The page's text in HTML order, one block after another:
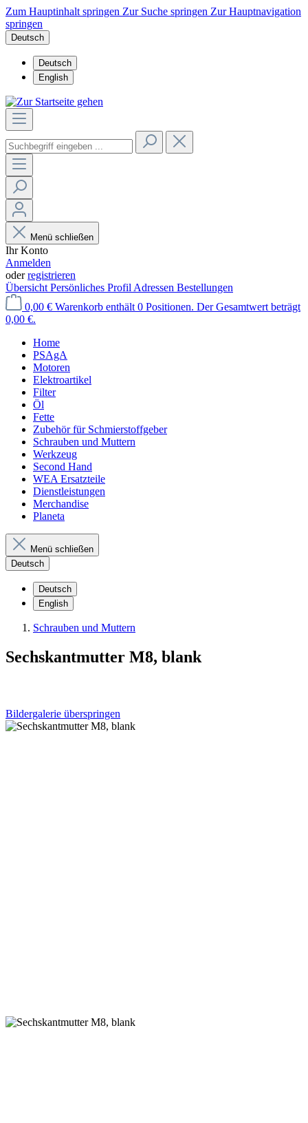
Zum Hauptinhalt springen Zur Suche springen Zur Hauptnavigation
springen
Deutsch
Deutsch
English
Menü schließen
Ihr Konto
Anmelden
oderregistrieren
Übersicht Persönliches Profil Adressen Bestellungen
0,00 € Warenkorb enthält 0 Positionen. Der Gesamtwert beträgt
0,00 €.
Home
PSAgA
Motoren
Elektroartikel
Filter
Öl
Fette
Zubehör für Schmierstoffgeber
Schrauben und Muttern
Werkzeug
Second Hand
WEA Ersatzteile
Dienstleistungen
Merchandise
Planeta
Menü schließen
Deutsch
Deutsch
English
Schrauben und Muttern
Sechskantmutter M8, blank
Bildergalerie überspringen